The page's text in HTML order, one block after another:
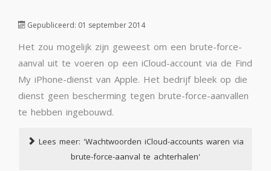
Gepubliceerd: 01 september 2014
Het zou mogelijk zijn geweest om een brute-force-
aanval uit te voeren op een iCloud-account via de Find
My iPhone-dienst van Apple. Het bedrijf bleek op die
dienst geen bescherming tegen brute-force-aanvallen
te hebben ingebouwd.
Lees meer: 'Wachtwoorden iCloud-accounts waren via
brute-force-aanval te achterhalen'